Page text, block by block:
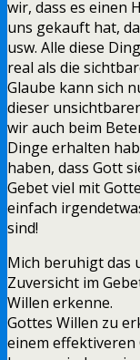
wir, dass es einen
uns gekauft hat,
usw. Alle diese
real als die
Glaube kann sich
dieser
wir auch beim
Dinge erhalten
haben, dass Gott
Gebet viel mit
einfach
sind!
Mich beruhigt das
Zuversicht im
Willen erkenne.
Gottes Willen zu
einem effektiveren